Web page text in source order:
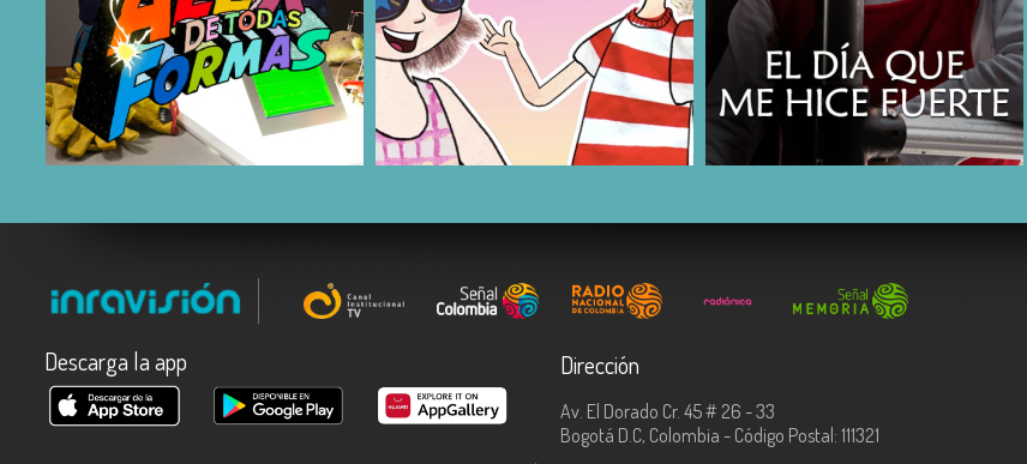
COMPARTIR COMPARTIR COMPARTIR
Descarga la app Dirección
Av. El Dorado Cr. 45 # 26 - 33
Bogotá D.C, Colombia - Código Postal: 111321